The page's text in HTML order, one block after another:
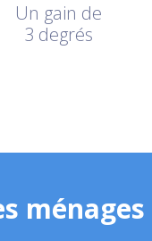
Un gain de
3 degrés